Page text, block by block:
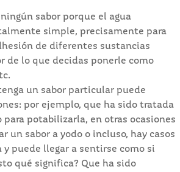
sabor porque el agua
simple, precisamente para
de diferentes sustancias
de lo que decidas ponerle como
un sabor particular puede
por ejemplo, que ha sido tratada
para potabilizarla, en otras ocasiones
un sabor a yodo o incluso, hay casos
y puede llegar a sentirse como si
qué significa? Que ha sido